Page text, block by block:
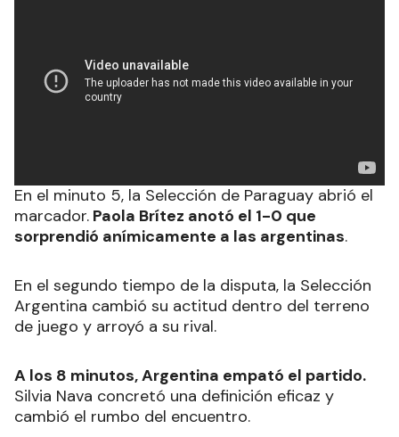
En el minuto 5, la Selección de Paraguay abrió el
marcador. Paola Brítez anotó el 1-0 que
sorprendió anímicamente a las argentinas.
En el segundo tiempo de la disputa, la Selección
Argentina cambió su actitud dentro del terreno
de juego y arroyó a su rival.
A los 8 minutos, Argentina empató el partido.
Silvia Nava concretó una definición eficaz y
cambió el rumbo del encuentro.